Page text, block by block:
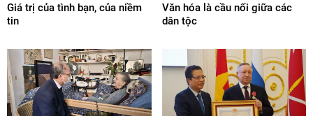
Giá trị của tình bạn, của niềm
tin
Văn hóa là cầu nối giữa các
dân tộc